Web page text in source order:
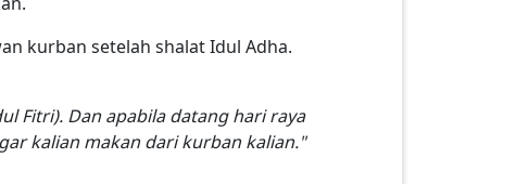
kurban setelah shalat Idul Adha.
Fitri). Dan apabila datang hari raya
kalian makan dari kurban kalian."